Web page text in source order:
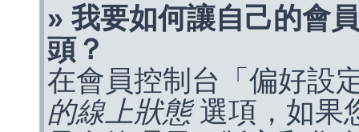
» 我要如何讓自己的會
頭？
在會員控制台「偏好設
的線上狀態選項，如果